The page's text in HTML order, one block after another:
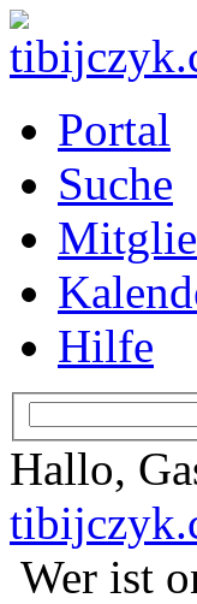
Portal
Suche
Hilfe
Hallo,
Wer ist